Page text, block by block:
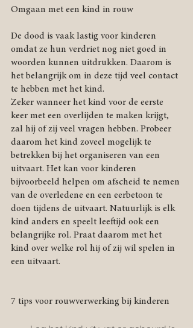
Omgaan met een kind in rouw
De dood is vaak lastig voor kinderen
omdat ze hun verdriet nog niet goed in
woorden kunnen uitdrukken. Daarom is
het belangrijk om in deze tijd veel contact
te hebben met het kind.
Zeker wanneer het kind voor de eerste
keer met een overlijden te maken krijgt,
zal hij of zij veel vragen hebben. Probeer
daarom het kind zoveel mogelijk te
betrekken bij het organiseren van een
uitvaart. Het kan voor kinderen
bijvoorbeeld helpen om afscheid te nemen
van de overledene en een eerbetoon te
doen tijdens de uitvaart. Natuurlijk is elk
kind anders en speelt leeftijd ook een
belangrijke rol. Praat daarom met het
kind over welke rol hij of zij wil spelen in
een uitvaart.
7 tips voor rouwverwerking bij kinderen